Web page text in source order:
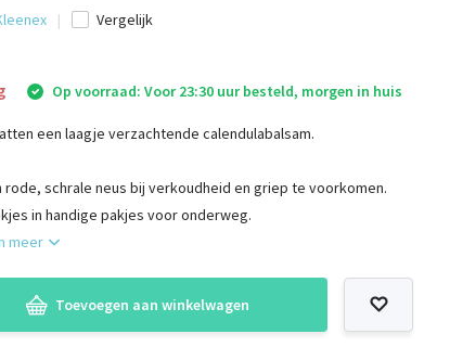
Vergelijk
Op voorraad: Voor 23:30 uur besteld, morgen in huis
een laagje verzachtende calendulabalsam.
rode, schrale neus bij verkoudheid en griep te voorkomen.
in handige pakjes voor onderweg.
meer
Toevoegen aan winkelwagen